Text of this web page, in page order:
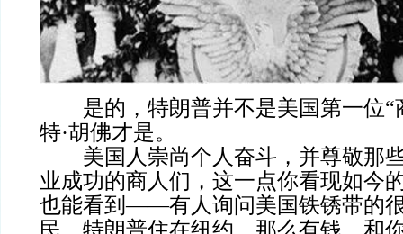
是的，特朗普并不是美国第一位“
特·胡佛才是。
美国人崇尚个人奋斗，并尊敬那
业成功的商人们，这一点你看现如今
也能看到——有人询问美国铁锈带的